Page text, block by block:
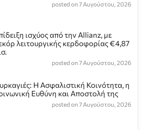
posted on 7 Αυγούστου, 2026
ισχύος από την Allianz, με
λειτουργικής κερδοφορίας €4,87
posted on 7 Αυγούστου, 2026
Η Ασφαλιστική Κοινότητα, η
Ευθύνη και Αποστολή της
posted on 7 Αυγούστου, 2026